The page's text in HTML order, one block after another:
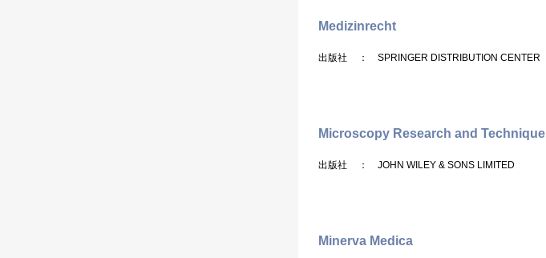
Medizinrecht
出版社 ： SPRINGER DISTRIBUTION CENTER
Microscopy Research and Technique
出版社 ： JOHN WILEY & SONS LIMITED
Minerva Medica